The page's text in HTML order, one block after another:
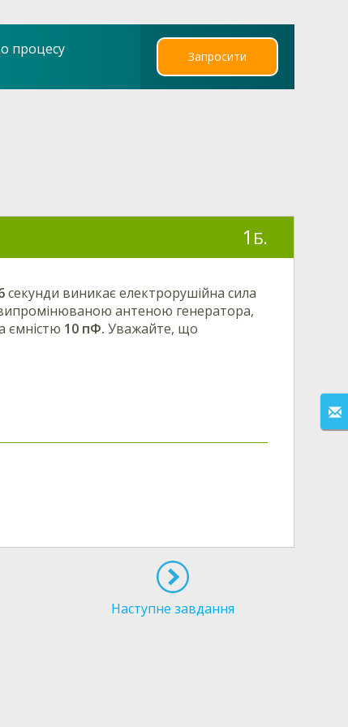
процесу
Запросити
1 Б.
секунди виникає електрорушійна сила
антеною генератора,
ємністю 10 пФ. Уважайте, що
Наступне завдання